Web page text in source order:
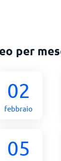
per
02
febbraio
05